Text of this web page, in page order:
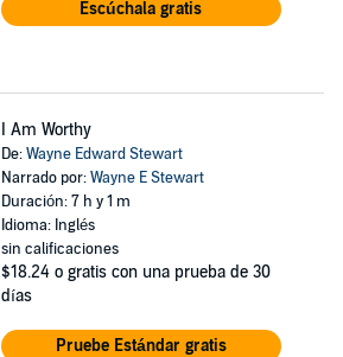
Escúchala gratis
I Am Worthy
De:Wayne Edward Stewart
Narrado por:Wayne E Stewart
Duración: 7 h y 1 m
Idioma: Inglés
sin calificaciones
$18.24 o gratis con una prueba de 30
días
Pruebe Estándar gratis